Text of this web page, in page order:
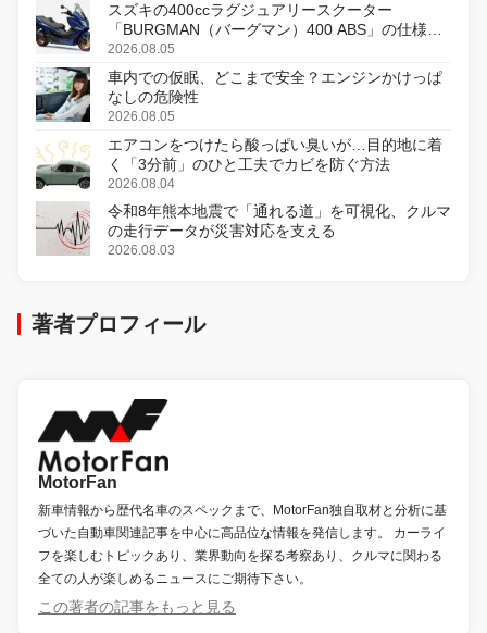
スズキの400ccラグジュアリースクーター
「BURGMAN（バーグマン）400 ABS」の仕様を
変更し、8月18日に発売
2026.08.05
車内での仮眠、どこまで安全？エンジンかけっぱ
なしの危険性
2026.08.05
エアコンをつけたら酸っぱい臭いが…目的地に着
く「3分前」のひと工夫でカビを防ぐ方法
2026.08.04
令和8年熊本地震で「通れる道」を可視化、クルマ
の走行データが災害対応を支える
2026.08.03
著者プロフィール
MotorFan
新車情報から歴代名車のスペックまで、MotorFan独自取材と分析に基
づいた自動車関連記事を中心に高品位な情報を発信します。 カーライ
フを楽しむトピックあり、業界動向を探る考察あり、クルマに関わる
全ての人が楽しめるニュースにご期待下さい。
この著者の記事をもっと見る